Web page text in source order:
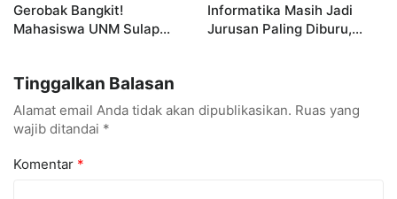
Gerobak Bangkit!
Mahasiswa UNM Sulap
Informatika Masih Jadi
Jurusan Paling Diburu,
Tinggalkan Balasan
Alamat email Anda tidak akan dipublikasikan. Ruas yang
wajib ditandai *
Komentar *